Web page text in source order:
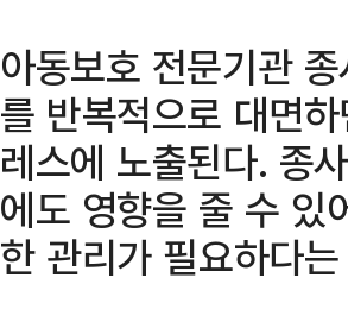
아동보호 전문기관
를 반복적으로 대면
레스에 노출된다. 종
에도 영향을 줄 수 있
한 관리가 필요하다